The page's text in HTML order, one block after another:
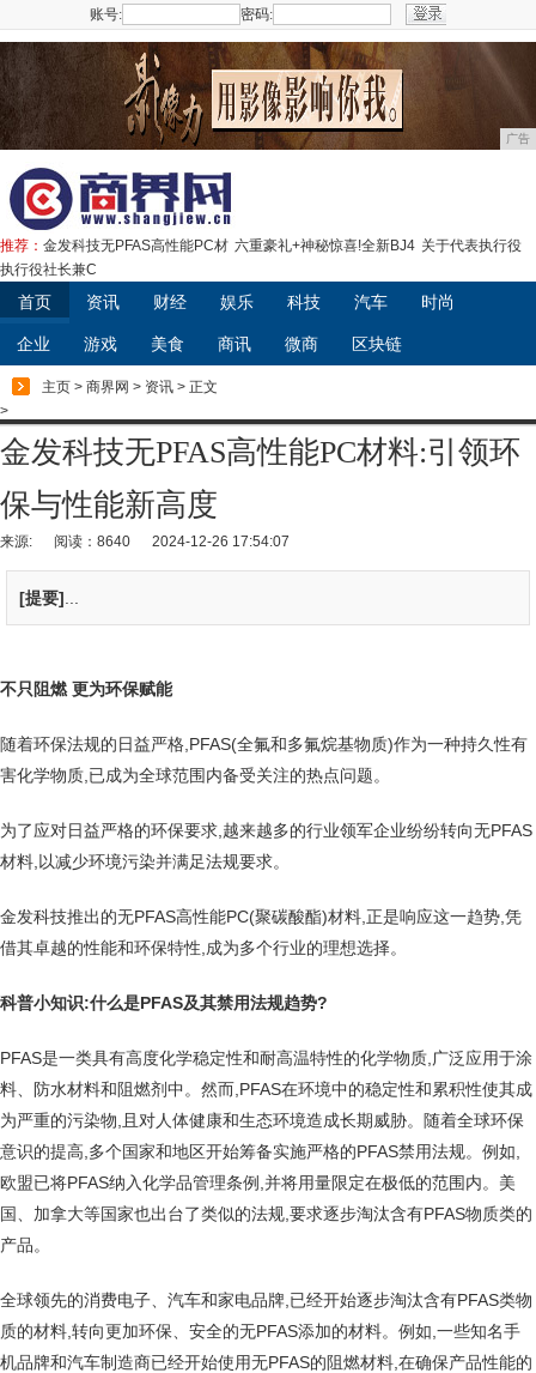
账号: 密码:
广告
推荐： 金发科技无PFAS高性能PC材 六重豪礼+神秘惊喜!全新BJ4 关于代表执行役
执行役社长兼C
首页 资讯 财经 娱乐 科技 汽车 时尚
企业 游戏 美食 商讯 微商 区块链
主页 > 商界网 > 资讯 > 正文
>
金发科技无PFAS高性能PC材料:引领环
保与性能新高度
来源: 阅读：8640 2024-12-26 17:54:07
[提要]
不只阻燃 更为环保赋能
随着环保法规的日益严格,PFAS(全氟和多氟烷基物质)作为一种持久性有
害化学物质,已成为全球范围内备受关注的热点问题。
为了应对日益严格的环保要求,越来越多的行业领军企业纷纷转向无PFAS
材料,以减少环境污染并满足法规要求。
金发科技推出的无PFAS高性能PC(聚碳酸酯)材料,正是响应这一趋势,凭
借其卓越的性能和环保特性,成为多个行业的理想选择。
科普小知识:什么是PFAS及其禁用法规趋势?
PFAS是一类具有高度化学稳定性和耐高温特性的化学物质,广泛应用于涂
料、防水材料和阻燃剂中。然而,PFAS在环境中的稳定性和累积性使其成
为严重的污染物,且对人体健康和生态环境造成长期威胁。随着全球环保
意识的提高,多个国家和地区开始筹备实施严格的PFAS禁用法规。例如,
欧盟已将PFAS纳入化学品管理条例,并将用量限定在极低的范围内。美
国、加拿大等国家也出台了类似的法规,要求逐步淘汰含有PFAS物质类的
产品。
全球领先的消费电子、汽车和家电品牌,已经开始逐步淘汰含有PFAS类物
质的材料,转向更加环保、安全的无PFAS添加的材料。例如,一些知名手
机品牌和汽车制造商已经开始使用无PFAS的阻燃材料,在确保产品性能的